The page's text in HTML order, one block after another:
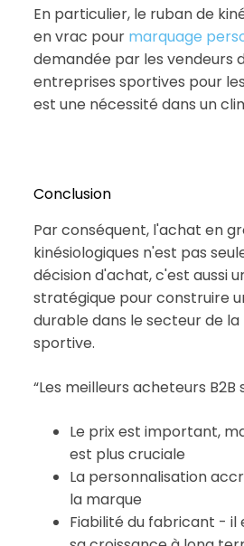
En particulier, le ruban de
en vrac pour marquage
demandée par les vendeurs
entreprises sportives pour
est une nécessité dans un
Conclusion
Par conséquent, l'achat en
kinésiologiques n'est pas
décision d'achat, c'est aussi
stratégique pour construire
durable dans le secteur de
sportive.
“Les meilleurs acheteurs B2B
Le prix est important,
est plus cruciale
La personnalisation
la marque
Fiabilité du fabricant - il